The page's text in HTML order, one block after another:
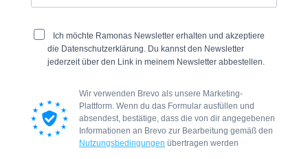
Ich möchte Ramonas Newsletter erhalten und akzeptiere
die Datenschutzerklärung. Du kannst den Newsletter
jederzeit über den Link in meinem Newsletter abbestellen.
Wir verwenden Brevo als unsere Marketing-
Plattform. Wenn du das Formular ausfüllen und
absendest, bestätige, dass die von dir angegebenen
Informationen an Brevo zur Bearbeitung gemäß den
Nutzungsbedingungen übertragen werden